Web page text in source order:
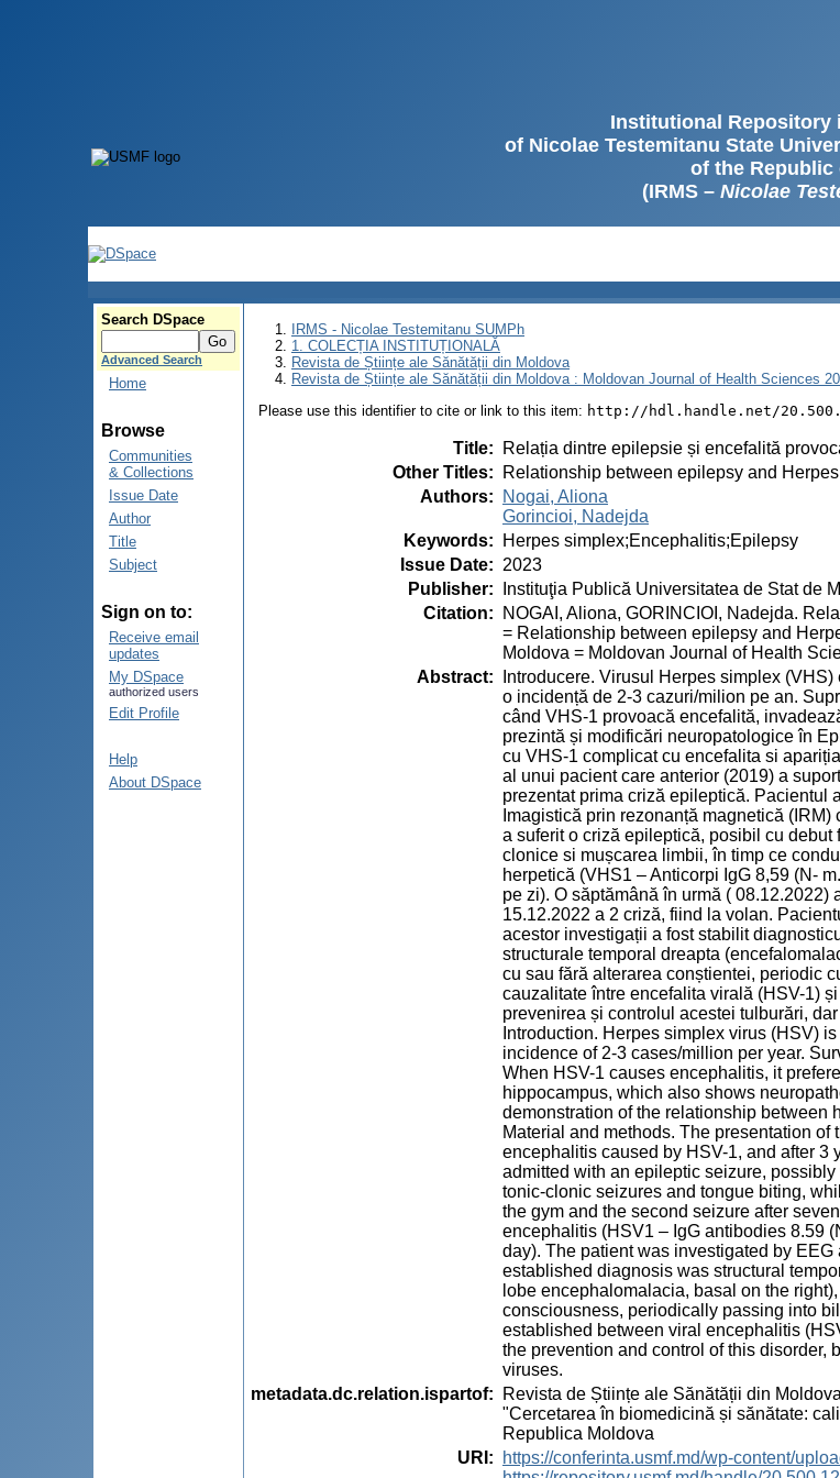
Institutional Repository
of Nicolae Testemitanu State
of the Republic
(IRMS – Nicolae
Search DSpace
Advanced Search
Home
Browse
Communities
& Collections
Issue Date
Author
Title
Subject
Sign on to:
Receive email
updates
My DSpace
authorized users
Edit Profile
Help
About DSpace
IRMS - Nicolae Testemitanu SUMPh
1. COLECȚIA INSTITUȚIONALĂ
Revista de Științe ale Sănătății din Moldova
Revista de Științe ale Sănătății din Moldova : Moldovan Journal of Health Sciences
Please use this identifier to cite or link to this item: http://hdl.handle.net/
Title:
Relația dintre epilepsie și encefalită
Other Titles:
Relationship between epilepsy and
Authors:
Nogai, Aliona
Gorincioi, Nadejda
Keywords:
Herpes simplex;Encephalitis;Epilepsy
Issue Date: 2023
Publisher:
Instituţia Publică Universitatea de Stat de
Citation:
NOGAI, Aliona, GORINCIOI, Nadejda.
= Relationship between epilepsy and
Moldova = Moldovan Journal of Health
Abstract:
Introducere. Virusul Herpes simplex
o incidență de 2-3 cazuri/milion pe an.
când VHS-1 provoacă encefalită,
prezintă și modificări neuropatologice în
cu VHS-1 complicat cu encefalita si
al unui pacient care anterior (2019) a
prezentat prima criză epileptică. Pacientul
Imagistică prin rezonanță magnetică
a suferit o criză epileptică, posibil cu
clonice si mușcarea limbii, în timp ce
herpetică (VHS1 – Anticorpi IgG 8,59 (N-
pe zi). O săptămână în urmă (
15.12.2022 a 2 criză, fiind la volan.
acestor investigații a fost stabilit
structurale temporal dreapta
cu sau fără alterarea conștientei, periodic
cauzalitate între encefalita virală (HSV-1)
prevenirea și controlul acestei tulburări,
Introduction. Herpes simplex virus (HSV)
incidence of 2-3 cases/million per year.
When HSV-1 causes encephalitis, it
hippocampus, which also shows
demonstration of the relationship between
Material and methods. The presentation
encephalitis caused by HSV-1, and after 3
admitted with an epileptic seizure,
tonic-clonic seizures and tongue biting,
the gym and the second seizure after
encephalitis (HSV1 – IgG antibodies 8.59
day). The patient was investigated by
established diagnosis was structural
lobe encephalomalacia, basal on the
consciousness, periodically passing into
established between viral encephalitis
the prevention and control of this disorder,
viruses.
metadata.dc.relation.ispartof:
Revista de Științe ale Sănătății din
"Cercetarea în biomedicină și sănătate:
Republica Moldova
URI :
https://conferinta.usmf.md/wp-content/